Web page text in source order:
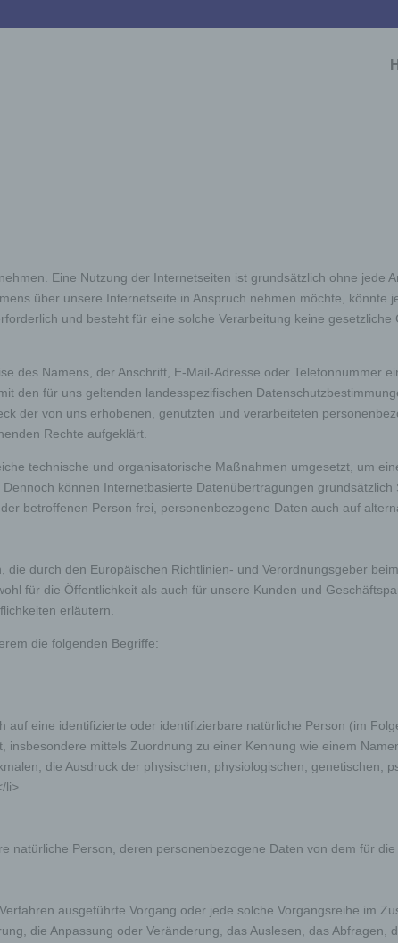
Eine Nutzung der Internetseiten ist grundsätzlich ohne jede
über unsere Internetseite in Anspruch nehmen möchte,
und besteht für eine solche Verarbeitung keine
des Namens, der Anschrift, E-Mail-Adresse oder Telefonnummer
den für uns geltenden landesspezifischen
der von uns erhobenen, genutzten und verarbeiteten
Rechte aufgeklärt.
technische und organisatorische Maßnahmen umgesetzt, um
können Internetbasierte Datenübertragungen
betroffenen Person frei, personenbezogene Daten auch auf
durch den Europäischen Richtlinien- und Verordnungsgeber
für die Öffentlichkeit als auch für unsere Kunden und
erläutern.
die folgenden Begriffe:
eine identifizierte oder identifizierbare natürliche Person (im
mittels Zuordnung zu einer Kennung wie einem
die Ausdruck der physischen, physiologischen, genetischen,
li>
natürliche Person, deren personenbezogene Daten von dem für
ausgeführte Vorgang oder jede solche Vorgangsreihe im
die Anpassung oder Veränderung, das Auslesen, das Abfragen,